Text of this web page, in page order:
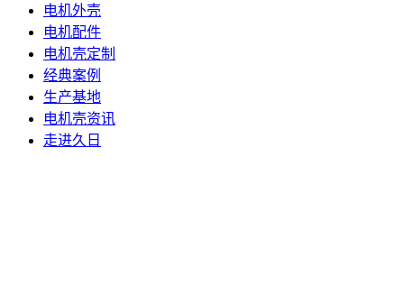
电机外壳
电机配件
电机壳定制
经典案例
生产基地
电机壳资讯
走进久日